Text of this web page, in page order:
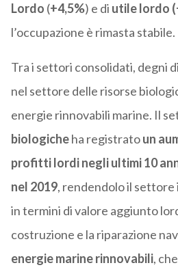
Lordo (+4,5%) e di utile lordo
l’occupazione è rimasta stabile.
Tra i settori consolidati, degni
nel settore delle risorse
energie rinnovabili marine. Il
biologicheha registratoun
profitti lordi negli ultimi 10
nel 2019, rendendolo il settore
in termini di valore aggiunto
costruzione e la riparazione
energie marine rinnovabili,